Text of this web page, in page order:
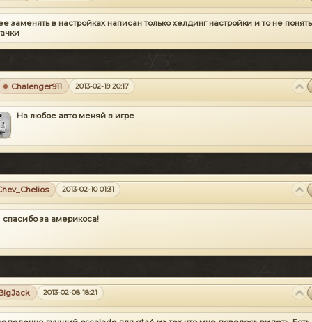
заменять в настройках написан только хелдинг настройки и то не
Chalenger911 2013-02-19 20:17
На любое авто меняй в игре
2013-02-10 01:31
спасибо за америкоса!
2013-02-08 18:21